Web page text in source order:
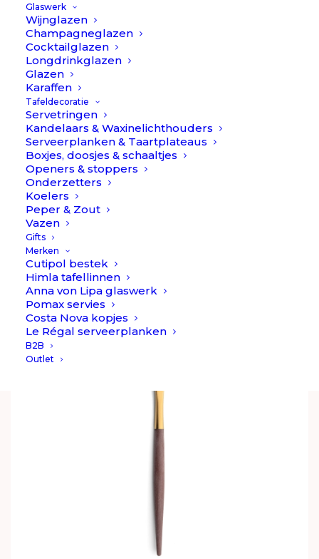
Glaswerk
Wijnglazen
Champagneglazen
Cocktailglazen
Longdrinkglazen
Glazen
Karaffen
Tafeldecoratie
Servetringen
Kandelaars & Waxinelichthouders
Serveerplanken & Taartplateaus
Boxjes, doosjes & schaaltjes
Openers & stoppers
Onderzetters
Koelers
Peper & Zout
Vazen
Gifts
Merken
Cutipol bestek
Himla tafellinnen
Anna von Lipa glaswerk
Pomax servies
Costa Nova kopjes
Le Régal serveerplanken
B2B
Outlet
Goa - Blauw/RVS - Kaasmes // Cutipol